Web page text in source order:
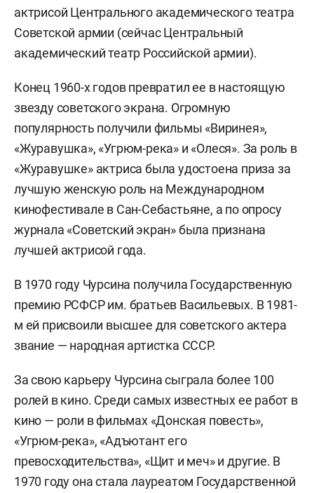
актрисой Центрального академического театра
Советской армии (сейчас Центральный
академический театр Российской армии).
Конец 1960-х годов превратил ее в настоящую
звезду советского экрана. Огромную
популярность получили фильмы «Виринея»,
«Журавушка», «Угрюм-река» и «Олеся». За роль в
«Журавушке» актриса была удостоена приза за
лучшую женскую роль на Международном
кинофестивале в Сан-Себастьяне, а по опросу
журнала «Советский экран» была признана
лучшей актрисой года.
В 1970 году Чурсина получила Государственную
премию РСФСР им. братьев Васильевых. В 1981-
м ей присвоили высшее для советского актера
звание — народная артистка СССР.
За свою карьеру Чурсина сыграла более 100
ролей в кино. Среди самых известных ее работ в
кино — роли в фильмах «Донская повесть»,
«Угрюм-река», «Адъютант его
превосходительства», «Щит и меч» и другие. В
1970 году она стала лауреатом Государственной